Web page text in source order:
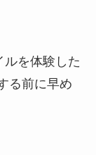
ルを体験した
る前に早め